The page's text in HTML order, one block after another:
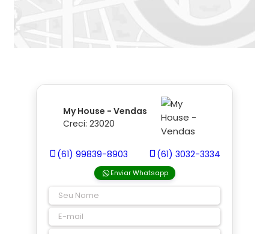
My House - Vendas
Creci: 23020
(61) 99839-8903 (61) 3032-3334
Enviar Whatsapp